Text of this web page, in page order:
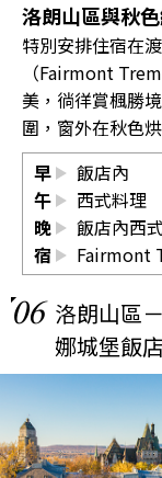
洛朗山區與秋
特別安排住宿在
（Fairmont
美，徜徉賞楓勝
圍，窗外在秋色
早
飯店內
午
西式料理
晚
飯店內西
宿
Fairmont
06 洛朗山區
娜城堡飯